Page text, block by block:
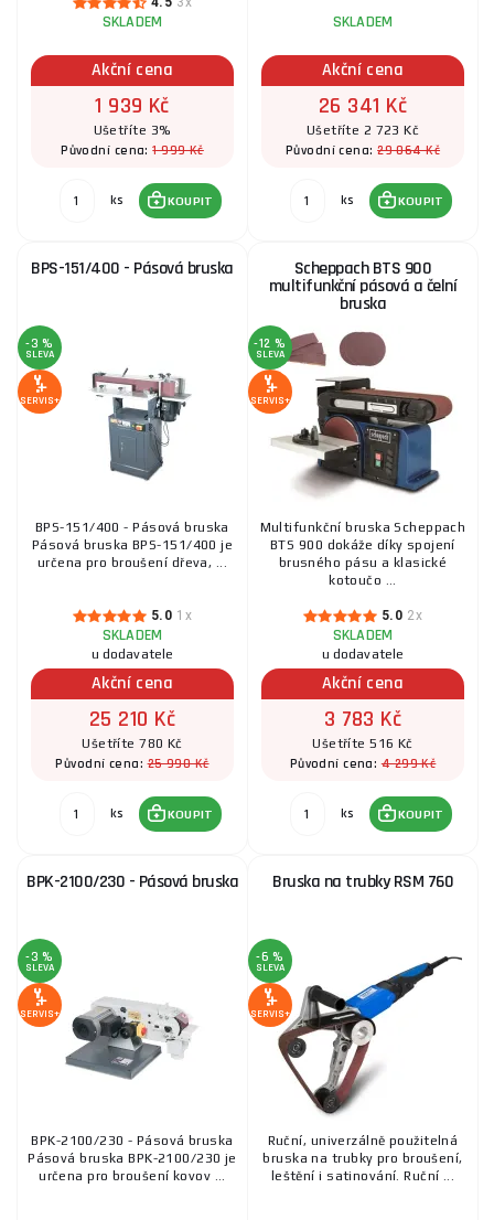
SKLADEM
Akční cena
1 939 Kč
Ušetříte 3%
Původní cena:1 999 Kč
ks KOUPIT
SKLADEM
Akční cena
26 341 Kč
Ušetříte 2 723 Kč
Původní cena:29 064 Kč
ks KOUPIT
BPS-151/400 - Pásová bruska
-3 %
SLEVA
SERVIS+
BPS-151/400 - Pásová bruska
Pásová bruska BPS-151/400 je
určena pro broušení dřeva, ...
5.0 1x
SKLADEM
u dodavatele
Akční cena
25 210 Kč
Ušetříte 780 Kč
Původní cena:25 990 Kč
ks KOUPIT
Scheppach BTS 900
multifunkční pásová a čelní
bruska
-12 %
SLEVA
SERVIS+
Multifunkční bruska Scheppach
BTS 900 dokáže díky spojení
brusného pásu a klasické
kotoučo ...
5.0 2x
SKLADEM
u dodavatele
Akční cena
3 783 Kč
Ušetříte 516 Kč
Původní cena:4 299 Kč
ks KOUPIT
BPK-2100/230 - Pásová bruska
-3 %
SLEVA
SERVIS+
BPK-2100/230 - Pásová bruska
Pásová bruska BPK-2100/230 je
určena pro broušení kovov ...
Bruska na trubky RSM 760
-6 %
SLEVA
SERVIS+
Ruční, univerzálně použitelná
bruska na trubky pro broušení,
leštění i satinování. Ruční ...